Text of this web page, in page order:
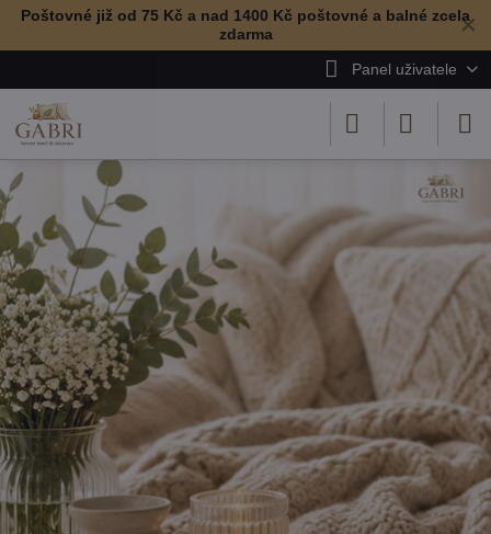
✕
Poštovné již od 75 Kč a nad 1400 Kč poštovné a balné zcela
zdarma
Panel uživatele